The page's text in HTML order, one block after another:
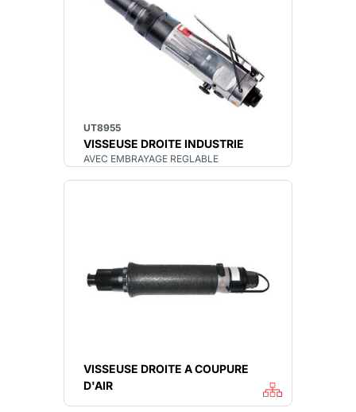
UT8955
VISSEUSE DROITE INDUSTRIE
AVEC EMBRAYAGE REGLABLE
VISSEUSE DROITE A COUPURE
D'AIR